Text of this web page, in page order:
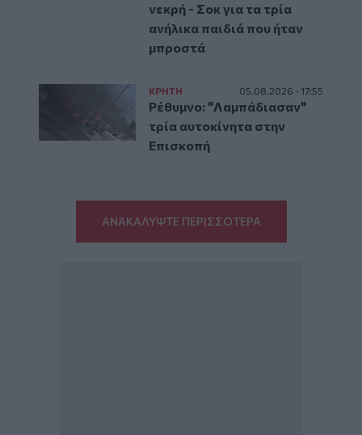
νεκρή - Σοκ για τα τρία
ανήλικα παιδιά που ήταν
μπροστά
ΚΡΗΤΗ 05.08.2026 - 17:55
Ρέθυμνο: "Λαμπάδιασαν"
τρία αυτοκίνητα στην
Επισκοπή
ΑΝΑΚΑΛΥΨΤΕ ΠΕΡΙΣΣΟΤΕΡΑ